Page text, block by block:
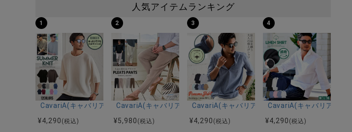
人気アイテムランキング
1
CavariA(キャバリア)12Gミラノリブクルーネックドルマンハーフスリーブニット/全12色
¥4,290 (税込)
2
CavariA(キャバリア)プリーツ加工イージーロングパンツ/全5色
¥5,980 (税込)
3
CavariA(キャバリア)パナマ織り7分袖カプリシャ
¥4,290 (税込)
4
CavariA(キャバリア)コ
¥4,290 (税込)